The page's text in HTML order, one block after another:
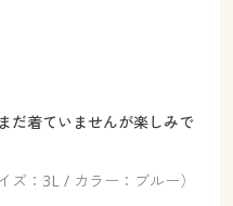
だ着ていませんが楽しみで
ズ：3L / カラー：ブルー）